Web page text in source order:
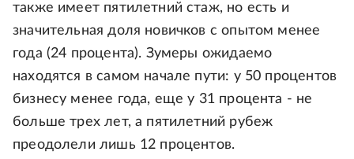
также имеет пятилетний стаж, но есть и
значительная доля новичков с опытом менее
года (24 процента). Зумеры ожидаемо
находятся в самом начале пути: у 50 процентов
бизнесу менее года, еще у 31 процента - не
больше трех лет, а пятилетний рубеж
преодолели лишь 12 процентов.